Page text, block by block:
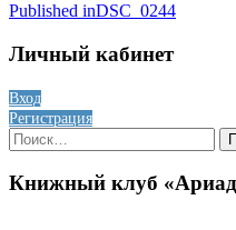
Навигация
по
Published inDSC_0244
Личный кабинет
Вход
Регистрация
Найти:
Книжный клуб